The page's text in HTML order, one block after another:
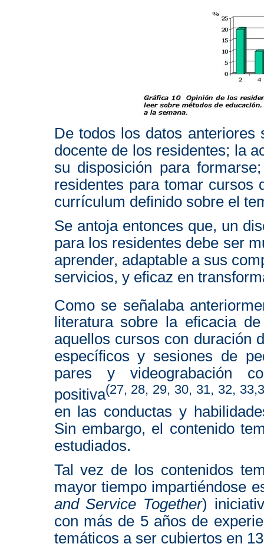
De todos los datos anteriores
docente de los residentes; la
su disposición para
residentes para tomar cursos
currículum definido sobre el
Se antoja entonces que, un
para los residentes debe ser
aprender, adaptable a sus
servicios, y eficaz en
Como se señalaba
literatura sobre la eficacia
aquellos cursos con duración
específicos y sesiones de
pares y videograbación
positiva(27, 28, 29, 30, 31, 32,
en las conductas y
Sin embargo, el contenido
estudiados.
Tal vez de los contenidos
mayor tiempo impartiéndose
and Service Together)
con más de 5 años de
temáticos a ser cubiertos en